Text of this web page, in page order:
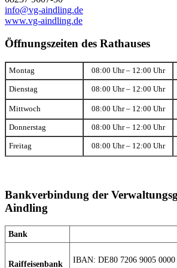
info@vg-aindling.de
www.vg-aindling.de
Öffnungszeiten des Rathauses
Montag 08:00 Uhr – 12:00 Uhr
Dienstag 08:00 Uhr – 12:00 Uhr
Mittwoch 08:00 Uhr – 12:00 Uhr
Donnerstag 08:00 Uhr – 12:00 Uhr
Freitag 08:00 Uhr – 12:00 Uhr
Bankverbindung der
Aindling
Bank
Raiffeisenbank IBAN: DE80 7206 9005 0000